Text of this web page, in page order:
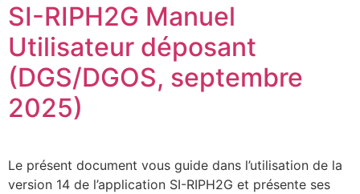
SI-RIPH2G Manuel
Utilisateur déposant
(DGS/DGOS, septembre
2025)
Le présent document vous guide dans l’utilisation de la
version 14 de l’application SI-RIPH2G et présente ses